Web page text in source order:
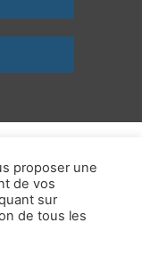
-Contact
proposer une
de vos
sur
de tous les